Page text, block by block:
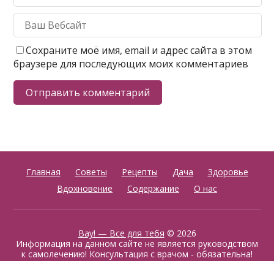
Сохраните моё имя, email и адрес сайта в этом
браузере для последующих моих комментариев
Главная Советы Рецепты Дача
Здоровье
Вдохновение
Содержание О нас
Вау! — Все для тебя © 2026
Информация на данном сайте не является руководством
к самолечению! Консультация с врачом - обязательна!